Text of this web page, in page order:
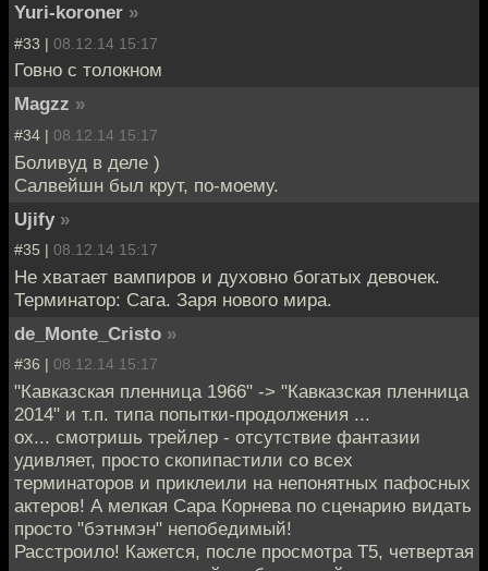
Yuri-koroner »
#33 | 08.12.14 15:17
Говно с толокном
Magzz »
#34 | 08.12.14 15:17
Боливуд в деле )
Салвейшн был крут, по-моему.
Ujify »
#35 | 08.12.14 15:17
Не хватает вампиров и духовно богатых девочек.
Терминатор: Сага. Заря нового мира.
de_Monte_Cristo »
#36 | 08.12.14 15:17
"Кавказская пленница 1966" -> "Кавказская пленница
2014" и т.п. типа попытки-продолжения ...
ох... смотришь трейлер - отсутствие фантазии
удивляет, просто скопипастили со всех
терминаторов и приклеили на непонятных пафосных
актеров! А мелкая Сара Корнева по сценарию видать
просто "бэтнмэн" непобедимый!
Расстроило! Кажется, после просмотра Т5, четвертая